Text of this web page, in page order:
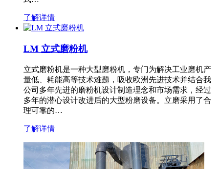
了解详情
LM 立式磨粉机
立式磨粉机是一种大型磨粉机，专门为解决工业磨机产
量低、耗能高等技术难题，吸收欧洲先进技术并结合我
公司多年先进的磨粉机设计制造理念和市场需求，经过
多年的潜心设计改进后的大型粉磨设备。立磨采用了合
理可靠的…
了解详情